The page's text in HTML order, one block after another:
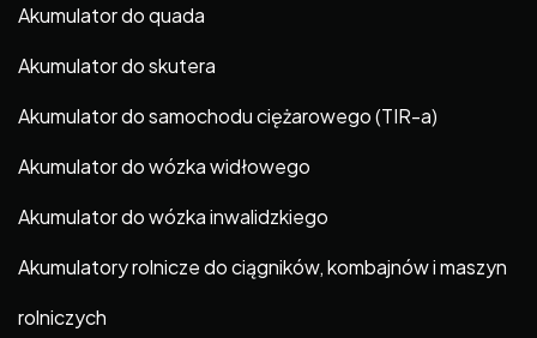
Akumulator do quada
Akumulator do skutera
Akumulator do samochodu ciężarowego (TIR-a)
Akumulator do wózka widłowego
Akumulator do wózka inwalidzkiego
Akumulatory rolnicze do ciągników, kombajnów i maszyn
rolniczych